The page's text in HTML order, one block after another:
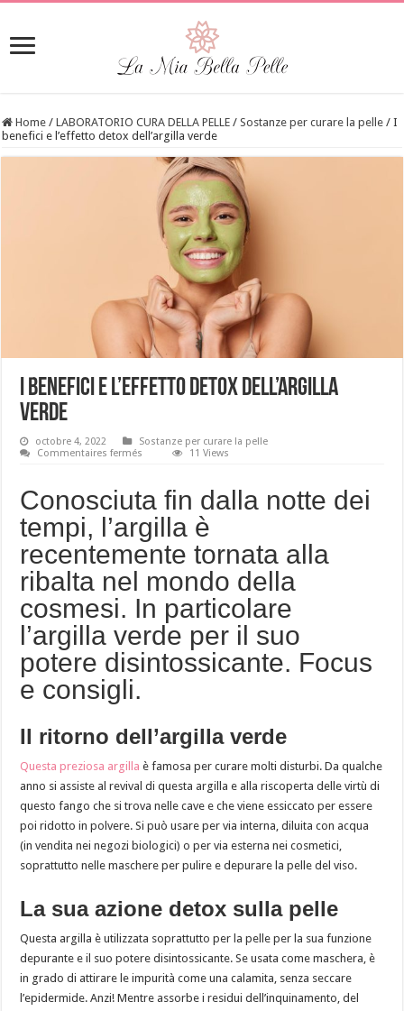
Home / LABORATORIO CURA DELLA PELLE / Sostanze per curare la pelle / I
benefici e l’effetto detox dell’argilla verde
I benefici e l’effetto detox dell’argilla
verde
octobre 4, 2022
Sostanze per curare la pelle
Commentaires fermés
l’effetto
detox
dell’argilla
verde
11 Views
Conosciuta fin dalla notte dei
tempi, l’argilla è
recentemente tornata alla
ribalta nel mondo della
cosmesi. In particolare
l’argilla verde per il suo
potere disintossicante. Focus
e consigli.
Il ritorno dell’argilla verde
Questa preziosa argilla è famosa per curare molti disturbi. Da qualche
anno si assiste al revival di questa argilla e alla riscoperta delle virtù di
questo fango che si trova nelle cave e che viene essiccato per essere
poi ridotto in polvere. Si può usare per via interna, diluita con acqua
(in vendita nei negozi biologici) o per via esterna nei cosmetici,
soprattutto nelle maschere per pulire e depurare la pelle del viso.
La sua azione detox sulla pelle
Questa argilla è utilizzata soprattutto per la pelle per la sua funzione
depurante e il suo potere disintossicante. Se usata come maschera, è
in grado di attirare le impurità come una calamita, senza seccare
l’epidermide. Anzi! Mentre assorbe i residui dell’inquinamento, del